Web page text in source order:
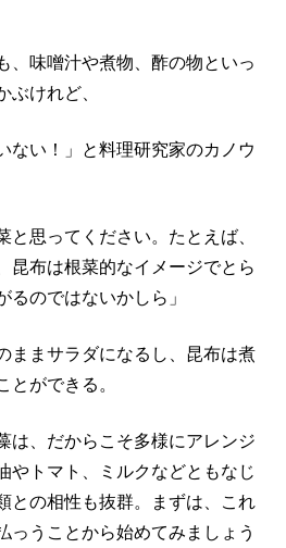
、味噌汁や煮物、酢の物といっ
ぶけれど、
ない！」と料理研究家のカノウ
と思ってください。たとえば、
昆布は根菜的なイメージでとら
るのではないかしら」
ままサラダになるし、昆布は煮
とができる。
は、だからこそ多様にアレンジ
やトマト、ミルクなどともなじ
との相性も抜群。まずは、これ
っうことから始めてみましょう